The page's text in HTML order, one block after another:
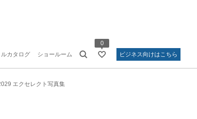
カタログ ショールーム
0
ビジネス向けはこちら
エクセレクト写真集